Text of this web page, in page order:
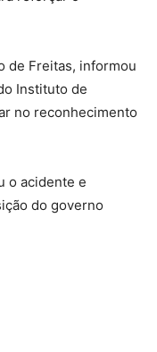
de Freitas, informou
Instituto de
no reconhecimento
o acidente e
do governo